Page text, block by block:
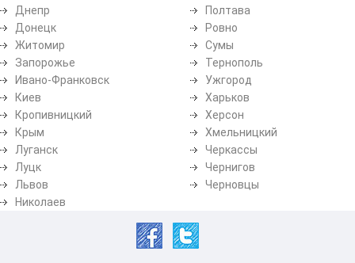
Днепр
Донецк
Житомир
Запорожье
Ивано-Франковск
Киев
Кропивницкий
Крым
Луганск
Луцк
Львов
Николаев
Полтава
Ровно
Сумы
Тернополь
Ужгород
Харьков
Херсон
Хмельницкий
Черкассы
Чернигов
Черновцы